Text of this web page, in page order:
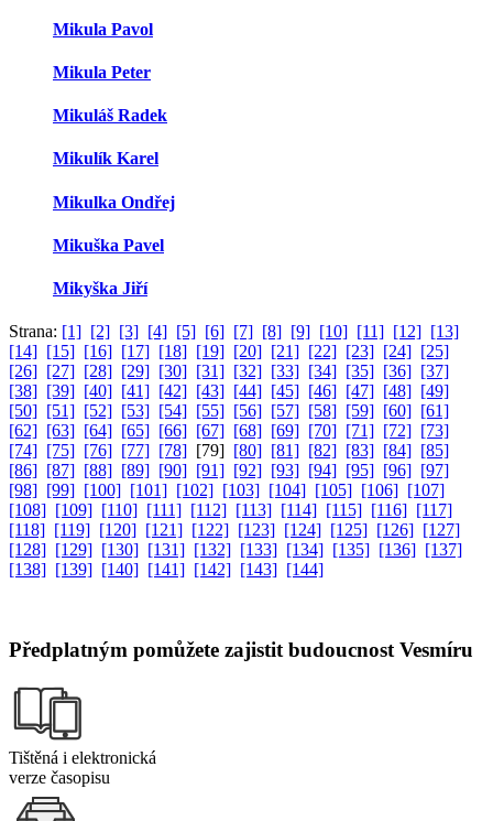
Mikula Pavol
Mikula Peter
Mikuláš Radek
Mikulík Karel
Mikulka Ondřej
Mikuška Pavel
Mikyška Jiří
Strana: [1] [2] [3] [4] [5] [6] [7] [8] [9] [10] [11] [12] [13]
[14] [15] [16] [17] [18] [19] [20] [21] [22] [23] [24] [25]
[26] [27] [28] [29] [30] [31] [32] [33] [34] [35] [36] [37]
[38] [39] [40] [41] [42] [43] [44] [45] [46] [47] [48] [49]
[50] [51] [52] [53] [54] [55] [56] [57] [58] [59] [60] [61]
[62] [63] [64] [65] [66] [67] [68] [69] [70] [71] [72] [73]
[74] [75] [76] [77] [78] [79] [80] [81] [82] [83] [84] [85]
[86] [87] [88] [89] [90] [91] [92] [93] [94] [95] [96] [97]
[98] [99] [100] [101] [102] [103] [104] [105] [106] [107]
[108] [109] [110] [111] [112] [113] [114] [115] [116] [117]
[118] [119] [120] [121] [122] [123] [124] [125] [126] [127]
[128] [129] [130] [131] [132] [133] [134] [135] [136] [137]
[138] [139] [140] [141] [142] [143] [144]
Předplatným pomůžete zajistit budoucnost Vesmíru
Tištěná i elektronická
verze časopisu